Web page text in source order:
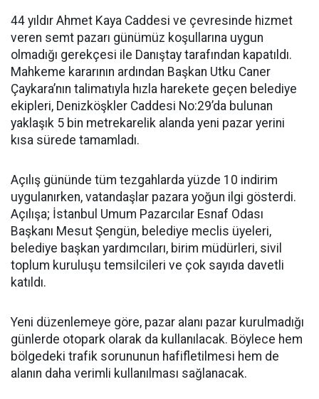
44 yıldır Ahmet Kaya Caddesi ve çevresinde hizmet
veren semt pazarı günümüz koşullarına uygun
olmadığı gerekçesi ile Danıştay tarafından kapatıldı.
Mahkeme kararının ardından Başkan Utku Caner
Çaykara’nın talimatıyla hızla harekete geçen belediye
ekipleri, Denizköşkler Caddesi No:29’da bulunan
yaklaşık 5 bin metrekarelik alanda yeni pazar yerini
kısa sürede tamamladı.
Açılış gününde tüm tezgahlarda yüzde 10 indirim
uygulanırken, vatandaşlar pazara yoğun ilgi gösterdi.
Açılışa; İstanbul Umum Pazarcılar Esnaf Odası
Başkanı Mesut Şengün, belediye meclis üyeleri,
belediye başkan yardımcıları, birim müdürleri, sivil
toplum kuruluşu temsilcileri ve çok sayıda davetli
katıldı.
Yeni düzenlemeye göre, pazar alanı pazar kurulmadığı
günlerde otopark olarak da kullanılacak. Böylece hem
bölgedeki trafik sorununun hafifletilmesi hem de
alanın daha verimli kullanılması sağlanacak.